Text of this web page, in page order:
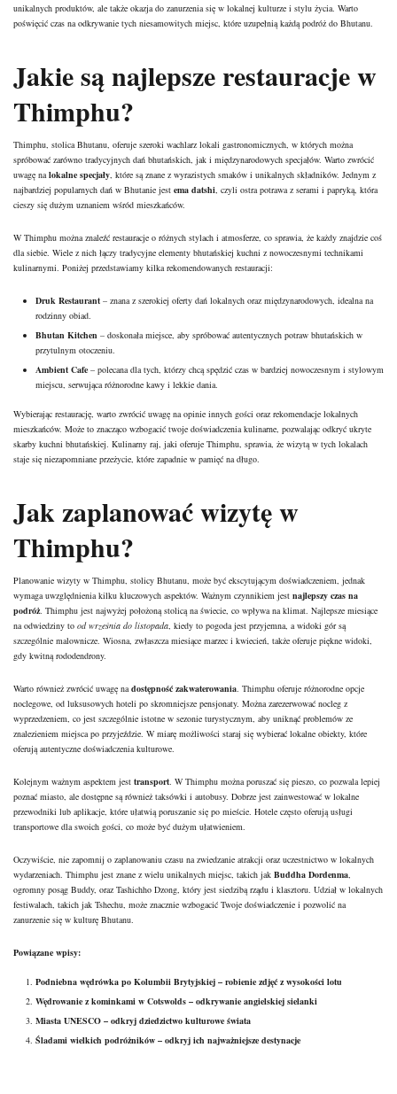
unikalnych produktów, ale także okazja do zanurzenia się w lokalnej kulturze i stylu życia. Warto
poświęcić czas na odkrywanie tych niesamowitych miejsc, które uzupełnią każdą podróż do Bhutanu.
Jakie są najlepsze restauracje w
Thimphu?
Thimphu, stolica Bhutanu, oferuje szeroki wachlarz lokali gastronomicznych, w których można
spróbować zarówno tradycyjnych dań bhutańskich, jak i międzynarodowych specjałów. Warto zwrócić
uwagę na lokalne specjały , które są znane z wyrazistych smaków i unikalnych składników. Jednym z
najbardziej popularnych dań w Bhutanie jest ema datshi , czyli ostra potrawa z serami i papryką, która
cieszy się dużym uznaniem wśród mieszkańców.
W Thimphu można znaleźć restauracje o różnych stylach i atmosferze, co sprawia, że każdy znajdzie coś
dla siebie. Wiele z nich łączy tradycyjne elementy bhutańskiej kuchni z nowoczesnymi technikami
kulinarnymi. Poniżej przedstawiamy kilka rekomendowanych restauracji:
Druk Restaurant – znana z szerokiej oferty dań lokalnych oraz międzynarodowych, idealna na
rodzinny obiad.
Bhutan Kitchen – doskonała miejsce, aby spróbować autentycznych potraw bhutańskich w
przytulnym otoczeniu.
Ambient Cafe – polecana dla tych, którzy chcą spędzić czas w bardziej nowoczesnym i stylowym
miejscu, serwująca różnorodne kawy i lekkie dania.
Wybierając restaurację, warto zwrócić uwagę na opinie innych gości oraz rekomendacje lokalnych
mieszkańców. Może to znacząco wzbogacić twoje doświadczenia kulinarne, pozwalając odkryć ukryte
skarby kuchni bhutańskiej. Kulinarny raj, jaki oferuje Thimphu, sprawia, że wizytą w tych lokalach
staje się niezapomniane przeżycie, które zapadnie w pamięć na długo.
Jak zaplanować wizytę w
Thimphu?
Planowanie wizyty w Thimphu, stolicy Bhutanu, może być ekscytującym doświadczeniem, jednak
wymaga uwzględnienia kilku kluczowych aspektów. Ważnym czynnikiem jest najlepszy czas na
podróż. Thimphu jest najwyżej położoną stolicą na świecie, co wpływa na klimat. Najlepsze miesiące
na odwiedziny to od września do listopada , kiedy to pogoda jest przyjemna, a widoki gór są
szczególnie malownicze. Wiosna, zwłaszcza miesiące marzec i kwiecień, także oferuje piękne widoki,
gdy kwitną rododendrony.
Warto również zwrócić uwagę na dostępność zakwaterowania . Thimphu oferuje różnorodne opcje
noclegowe, od luksusowych hoteli po skromniejsze pensjonaty. Można zarezerwować nocleg z
wyprzedzeniem, co jest szczególnie istotne w sezonie turystycznym, aby uniknąć problemów ze
znalezieniem miejsca po przyjeździe. W miarę możliwości staraj się wybierać lokalne obiekty, które
oferują autentyczne doświadczenia kulturowe.
Kolejnym ważnym aspektem jest transport . W Thimphu można poruszać się pieszo, co pozwala lepiej
poznać miasto, ale dostępne są również taksówki i autobusy. Dobrze jest zainwestować w lokalne
przewodniki lub aplikacje, które ułatwią poruszanie się po mieście. Hotele często oferują usługi
transportowe dla swoich gości, co może być dużym ułatwieniem.
Oczywiście, nie zapomnij o zaplanowaniu czasu na zwiedzanie atrakcji oraz uczestnictwo w lokalnych
wydarzeniach. Thimphu jest znane z wielu unikalnych miejsc, takich jak Buddha Dordenma
ogromny posąg Buddy, oraz Tashichho Dzong, który jest siedzibą rządu i klasztoru. Udział w lokalnych
festiwalach, takich jak Tshechu, może znacznie wzbogacić Twoje doświadczenie i pozwolić na
zanurzenie się w kulturę Bhutanu.
Powiązane wpisy:
Podniebna wędrówka po Kolumbii Brytyjskiej – robienie zdjęć z wysokości lotu
Wędrowanie z kominkami w Cotswolds – odkrywanie angielskiej sielanki
Miasta UNESCO – odkryj dziedzictwo kulturowe świata
Śladami wielkich podróżników – odkryj ich najważniejsze destynacje